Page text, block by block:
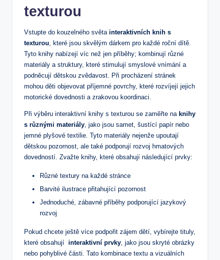
texturou
Vstupte do kouzelného‌ světa interaktivních knih s
texturou , které jsou⁢ skvělým dárkem pro každé roční dítě.
Tyto knihy nabízejí víc ⁣než​ jen příběhy; kombinují různé
materiály a struktury, které‌ stimulují smyslové vnímání a
podněcují dětskou zvědavost. Při procházení stránek
mohou děti objevovat ⁢příjemné povrchy, které rozvíjejí jejich
motorické dovednosti a ​zrakovou koordinaci.
Při výběru interaktivní‍ knihy s ​texturou se zaměřte na knihy
s různými materiály , jako jsou samet, šustící papír nebo
jemné plyšové textilie. Tyto ​materiály nejenže upoutají
dětskou​ pozornost, ale také podporují rozvoj hmatových
dovedností. Zvažte knihy, které obsahují následující prvky:
Různé ⁣textury na každé stránce
Barvité ilustrace přitahující pozornost
Jednoduché, zábavné příběhy podporující jazykový
rozvoj
Pokud chcete ještě více podpořit zájem dětí, vybírejte tituly,
⁤které obsahují ⁤ interaktivní prvky , jako jsou ‍skryté obrázky
nebo pohyblivé části. Tato kombinace textu a⁤ vizuálních